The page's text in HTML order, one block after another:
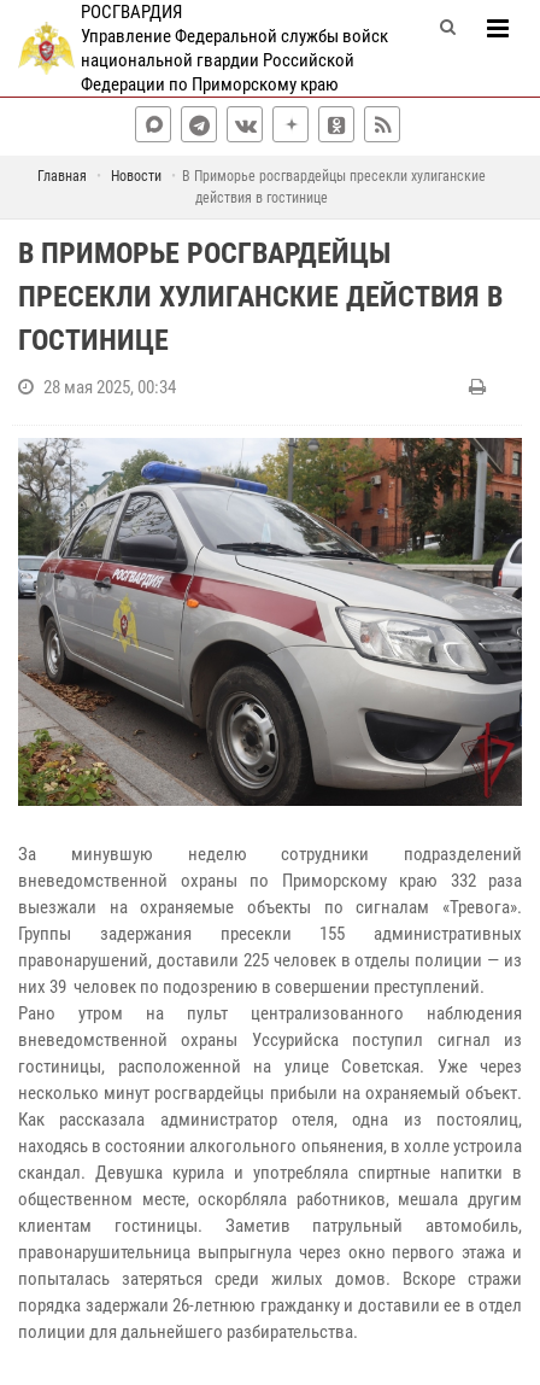
РОСГВАРДИЯ
Управление Федеральной службы войск
национальной гвардии Российской
Федерации по Приморскому краю
Главная Новости
В Приморье росгвардейцы пресекли хулиганские
действия в гостинице
В ПРИМОРЬЕ РОСГВАРДЕЙЦЫ
ПРЕСЕКЛИ ХУЛИГАНСКИЕ ДЕЙСТВИЯ В
ГОСТИНИЦЕ
28 мая 2025, 00:34
За минувшую неделю сотрудники подразделений
вневедомственной охраны по Приморскому краю 332 раза
выезжали на охраняемые объекты по сигналам «Тревога».
Группы задержания пресекли 155 административных
правонарушений, доставили 225 человек в отделы полиции — из
них 39 человек по подозрению в совершении преступлений.
Рано утром на пульт централизованного наблюдения
вневедомственной охраны Уссурийска поступил сигнал из
гостиницы, расположенной на улице Советская. Уже через
несколько минут росгвардейцы прибыли на охраняемый объект.
Как рассказала администратор отеля, одна из постоялиц,
находясь в состоянии алкогольного опьянения, в холле устроила
скандал. Девушка курила и употребляла спиртные напитки в
общественном месте, оскорбляла работников, мешала другим
клиентам гостиницы. Заметив патрульный автомобиль,
правонарушительница выпрыгнула через окно первого этажа и
попыталась затеряться среди жилых домов. Вскоре стражи
порядка задержали 26-летнюю гражданку и доставили ее в отдел
полиции для дальнейшего разбирательства.